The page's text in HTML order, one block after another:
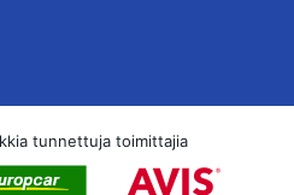
tunnettuja toimittajia